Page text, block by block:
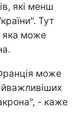
які менш
Тут
яка може
може
- каже